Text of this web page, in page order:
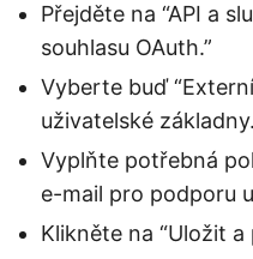
Přejděte na “API a
souhlasu OAuth.”
Vyberte buď
uživatelské základny.
Vyplňte potřebná
e-mail pro podporu
Klikněte na “Uložit